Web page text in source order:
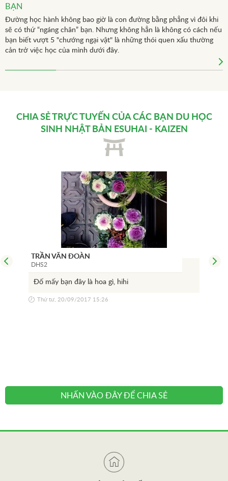
BẠN
Đường học hành không bao giờ là con đường bằng phẳng vì đôi khi
sẽ có thứ “ngáng chân” bạn. Nhưng không hẳn là không có cách nếu
bạn biết vượt 5 "chướng ngại vật" là những thói quen xấu thường
cản trở việc học của mình dưới đây.
CHIA SẺ TRỰC TUYẾN CỦA CÁC BẠN
DU HỌC
SINH NHẬT BẢN
ESUHAI - KAIZEN
TRẦN VĂN ĐOÀN
DHS2
Đố mấy bạn đây là hoa gì, hihi
Thứ tư, 20/09/2017 15:26
DHS4
NHẤN VÀO ĐÂY ĐỂ CHIA SẺ